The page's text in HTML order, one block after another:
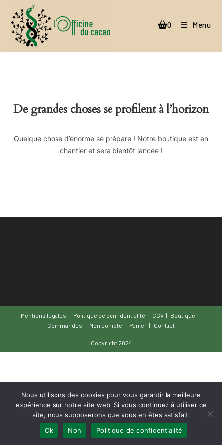
content
0 Menu
De grandes choses se profilent à l’horizon
Quelque chose d’énorme se prépare ! Notre boutique est en
chantier et sera bientôt lancée !
Mentions légales Politique de confidentialité CGV
Boutique
Commandes
Mon compte Panier Contact
Copyright 2024
Nous utilisons des cookies pour vous garantir la meilleure
expérience sur notre site web. Si vous continuez à utiliser ce
site, nous supposerons que vous en êtes satisfait.
Ok
Non Politique de confidentialité